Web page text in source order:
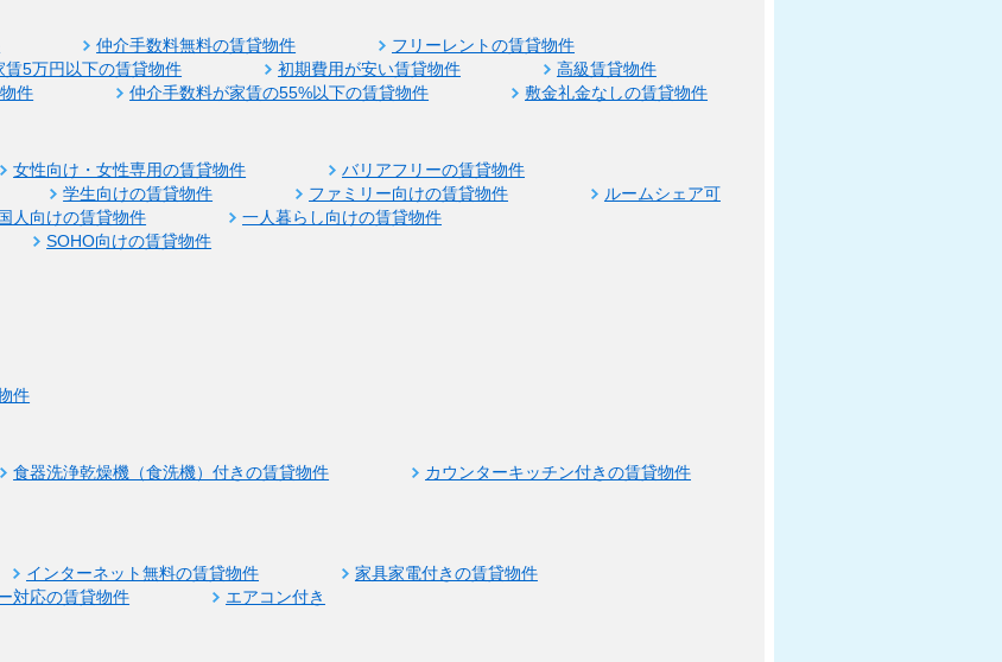
仲介手数料無料の賃貸物件
フリーレントの賃貸物件
賃5万円以下の賃貸物件 初期費用が安い賃貸物件
高級賃貸物件
件
仲介手数料が家賃の55%以下の賃貸物件 敷金礼金なしの賃貸物件
女性向け・女性専用の賃貸物件
バリアフリーの賃貸物件
学生向けの賃貸物件 ファミリー向けの賃貸物件
ルームシェア可
人向けの賃貸物件
一人暮らし向けの賃貸物件
SOHO向けの賃貸物件
件
食器洗浄乾燥機（食洗機）付きの賃貸物件
カウンターキッチン付きの賃貸物件
インターネット無料の賃貸物件
家具家電付きの賃貸物件
対応の賃貸物件 エアコン付き